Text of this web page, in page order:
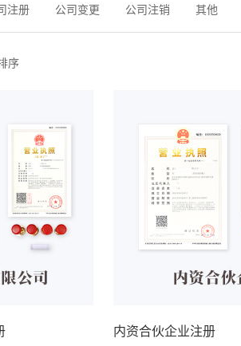
注册 公司变更 公司注销 其他
序
内资合伙企业注册